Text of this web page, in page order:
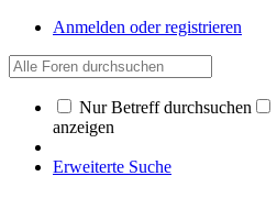
Anmelden oder registrieren
Nur Betreff durchsuchen
anzeigen
Erweiterte Suche